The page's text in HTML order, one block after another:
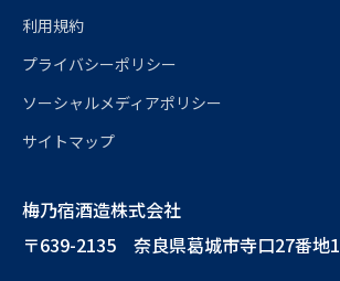
利用規約
プライバシーポリシー
ソーシャルメディアポリシー
サイトマップ
梅乃宿酒造株式会社
〒639-2135 奈良県葛城市寺口27番地1